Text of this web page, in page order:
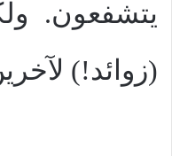
يتشفعون.
(زوائد!)